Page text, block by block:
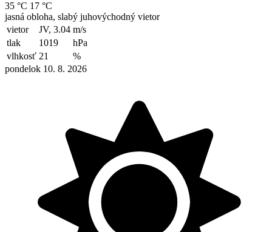
35 °C 17 °C
jasná obloha, slabý juhovýchodný vietor
vietor
JV, 3.04 m/s
tlak
1019
hPa
vlhkosť 21
%
pondelok 10. 8. 2026